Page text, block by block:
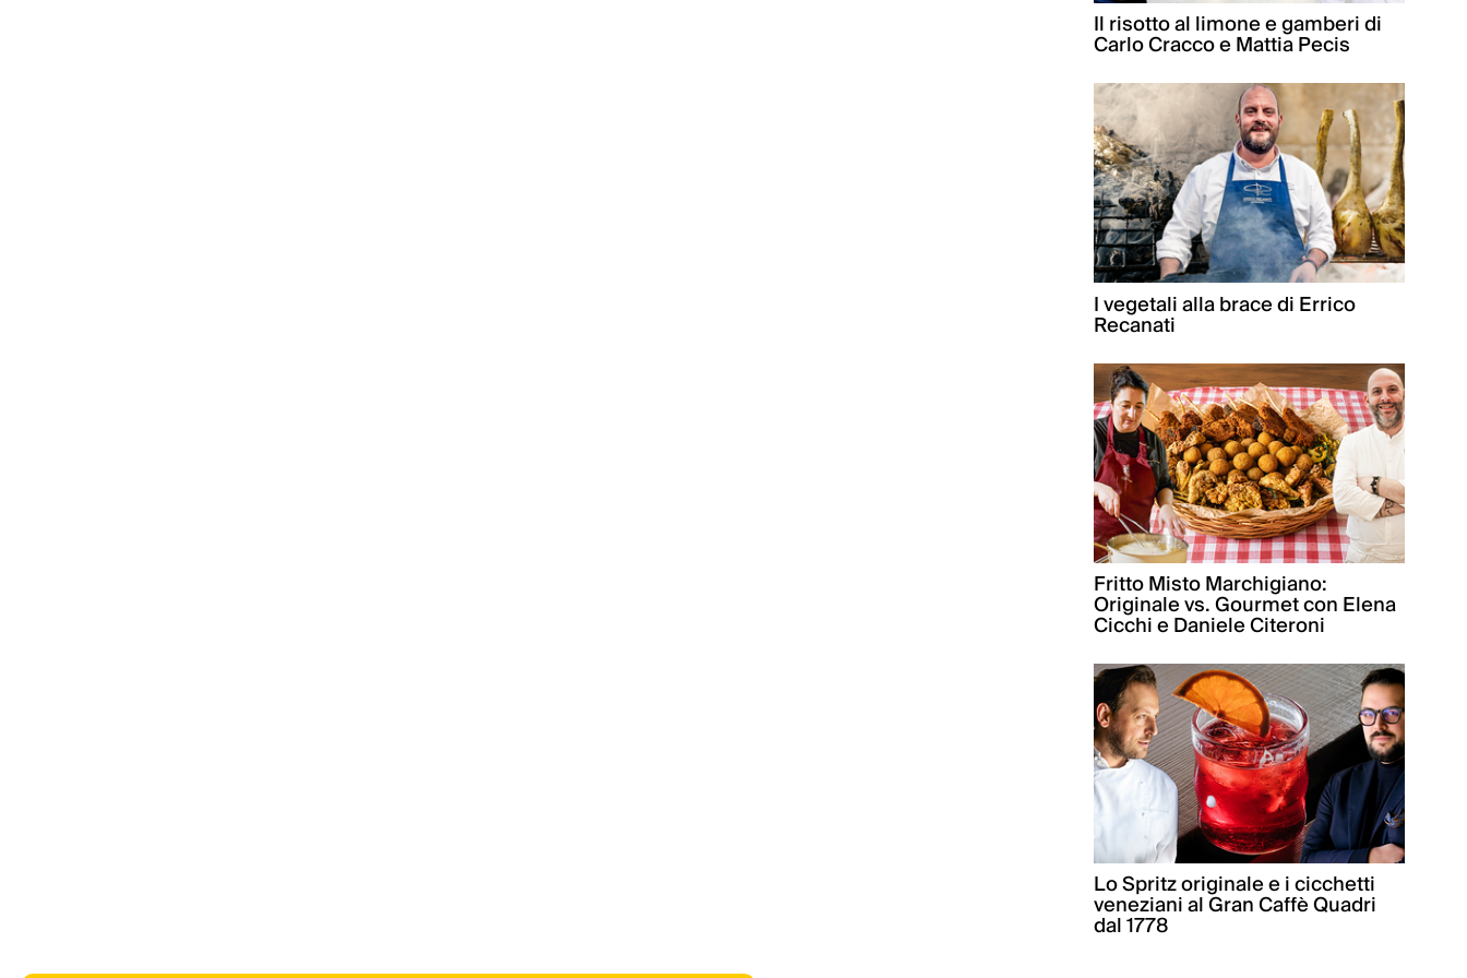
Il risotto al limone e gamberi di
Carlo Cracco e Mattia Pecis
I vegetali alla brace di Errico
Recanati
Fritto Misto Marchigiano:
Originale vs. Gourmet con Elena
Cicchi e Daniele Citeroni
Lo Spritz originale e i cicchetti
veneziani al Gran Caffè Quadri
dal 1778